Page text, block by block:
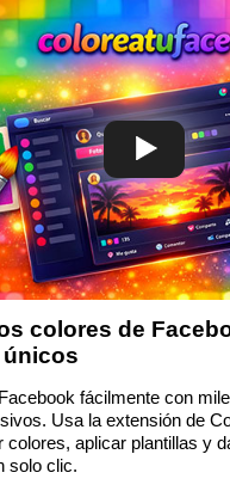
colores de
fácilmente con
Usa la extensión de
colores, aplicar plantillas y
solo clic.